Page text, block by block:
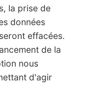
la prise de
données
effacées.
de la
nous
d'agir